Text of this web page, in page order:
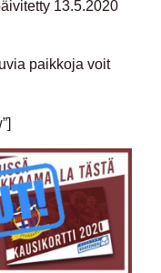
13.5.2020
paikkoja voit